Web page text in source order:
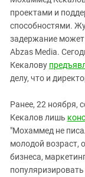
проектами и
способностями.
задержание может
Abzas Media.
Кекалову
делу, что и
Ранее, 22 ноября,
Кекалов лишь
"Мохаммед не
молодой возраст,
бизнеса,